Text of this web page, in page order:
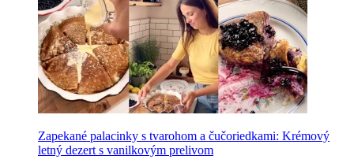
Zapekané palacinky s tvarohom a čučoriedkami: Krémový
letný dezert s vanilkovým prelivom